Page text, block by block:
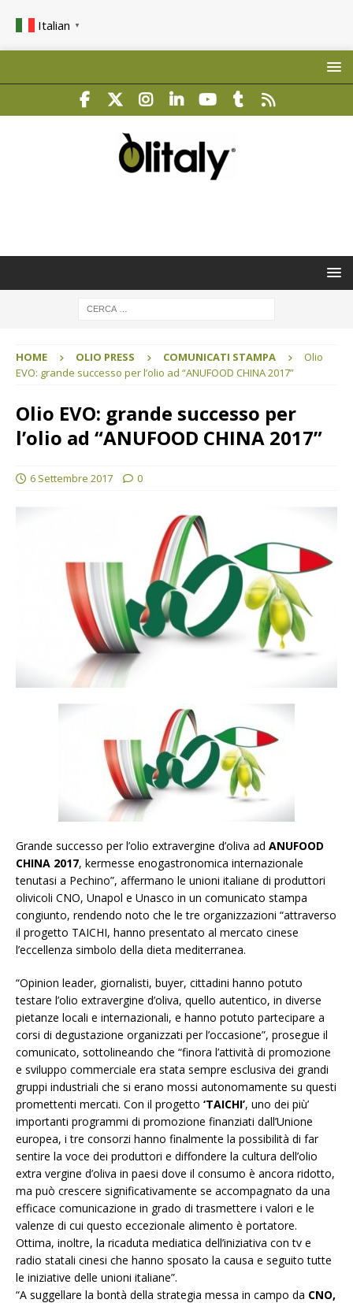
Italian ▼
HOME OLIO PRESS COMUNICATI STAMPA
Olio
EVO: grande successo per l’olio ad “ANUFOOD CHINA 2017”
Olio EVO: grande successo per
l’olio ad “ANUFOOD CHINA 2017”
6 Settembre 2017 0
Grande successo per l’olio extravergine d’oliva ad ANUFOOD
CHINA 2017, kermesse enogastronomica internazionale
tenutasi a Pechino”, affermano le unioni italiane di produttori
olivicoli CNO, Unapol e Unasco in un comunicato stampa
congiunto, rendendo noto che le tre organizzazioni “attraverso
il progetto TAICHI, hanno presentato al mercato cinese
l’eccellenza simbolo della dieta mediterranea.
“Opinion leader, giornalisti, buyer, cittadini hanno potuto
testare l’olio extravergine d’oliva, quello autentico, in diverse
pietanze locali e internazionali, e hanno potuto partecipare a
corsi di degustazione organizzati per l’occasione”, prosegue il
comunicato, sottolineando che “finora l’attività di promozione
e sviluppo commerciale era stata sempre esclusiva dei grandi
gruppi industriali che si erano mossi autonomamente su questi
promettenti mercati. Con il progetto ‘TAICHI’, uno dei più’
importanti programmi di promozione finanziati dall’Unione
europea, i tre consorzi hanno finalmente la possibilità di far
sentire la voce dei produttori e diffondere la cultura dell’olio
extra vergine d’oliva in paesi dove il consumo è ancora ridotto,
ma può crescere significativamente se accompagnato da una
efficace comunicazione in grado di trasmettere i valori e le
valenze di cui questo eccezionale alimento è portatore.
Ottima, inoltre, la ricaduta mediatica dell’iniziativa con tv e
radio statali cinesi che hanno sposato la causa e seguito tutte
le iniziative delle unioni italiane”.
“A suggellare la bontà della strategia messa in campo da CNO,